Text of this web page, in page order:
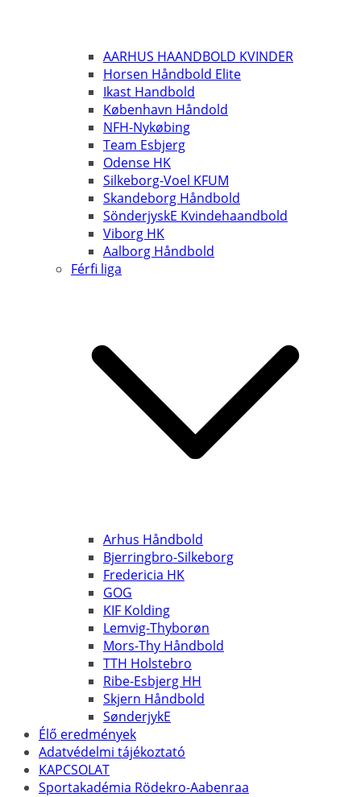
AARHUS HAANDBOLD KVINDER
Horsen Håndbold Elite
Ikast Handbold
København Håndold
NFH-Nykøbing
Team Esbjerg
Odense HK
Silkeborg-Voel KFUM
Skandeborg Håndbold
SönderjyskE Kvindehaandbold
Viborg HK
Aalborg Håndbold
Férfi liga
Arhus Håndbold
Bjerringbro-Silkeborg
Fredericia HK
GOG
KIF Kolding
Lemvig-Thyborøn
Mors-Thy Håndbold
TTH Holstebro
Ribe-Esbjerg HH
Skjern Håndbold
SønderjykE
Élő eredmények
Adatvédelmi tájékoztató
KAPCSOLAT
Sportakadémia Rödekro-Aabenraa